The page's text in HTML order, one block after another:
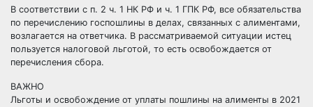
В соответствии с п. 2 ч. 1 НК РФ и ч. 1 ГПК РФ, все обязательства
по перечислению госпошлины в делах, связанных с алиментами,
возлагается на ответчика. В рассматриваемой ситуации истец
пользуется налоговой льготой, то есть освобождается от
перечисления сбора.
ВАЖНО
Льготы и освобождение от уплаты пошлины на алименты в 2021